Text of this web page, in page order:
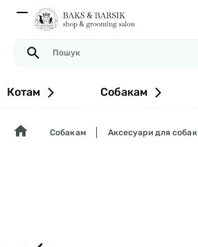
Котам Собакам
Собакам Аксесуари для собак